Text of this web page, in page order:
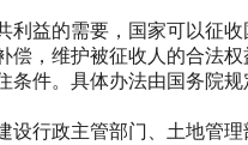
益的需要，国家可以征收
偿，维护被征收人的合法
条件。具体办法由国务院规
行政主管部门、土地管理